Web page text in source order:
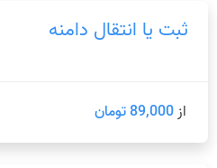
ثبت یا انتقال دامنه
از89,000 تومان